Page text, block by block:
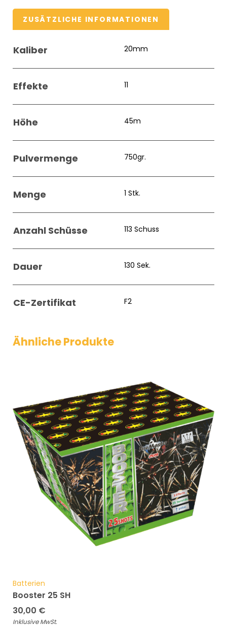
ZUSÄTZLICHE INFORMATIONEN
Kaliber 20mm
Effekte 11
Höhe 45m
Pulvermenge 750gr.
Menge 1 Stk.
Anzahl Schüsse 113 Schuss
Dauer 130 Sek.
CE-Zertifikat F2
Ähnliche Produkte
Batterien
Booster 25 SH
30,00 €
Inklusive MwSt.